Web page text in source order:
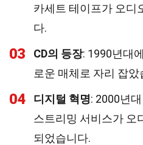
카세트 테이프가 오디
다.
03 CD의 등장: 1990년대
로운 매체로 자리 잡았
04 디지털 혁명: 2000년
스트리밍 서비스가 오
되었습니다.